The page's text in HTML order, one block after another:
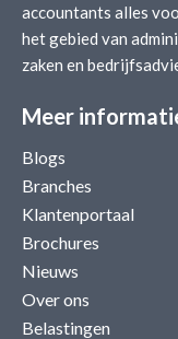
accountants alles
het gebied van
zaken en
Meer
Blogs
Branches
Klantenportaal
Brochures
Nieuws
Over ons
Belastingen